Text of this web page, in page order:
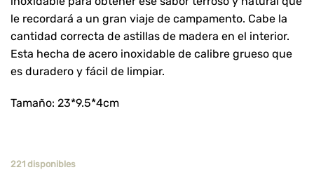
le recordará a un gran viaje de campamento. Cabe la
cantidad correcta de astillas de madera en el interior.
Esta hecha de acero inoxidable de calibre grueso que
es duradero y fácil de limpiar.
Tamaño: 23*9.5*4cm
221 disponibles